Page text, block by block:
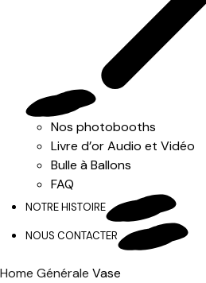
Nos photobooths
Livre d’or Audio et Vidéo
Bulle à Ballons
FAQ
NOTRE HISTOIRE
NOUS CONTACTER
Home Générale Vase